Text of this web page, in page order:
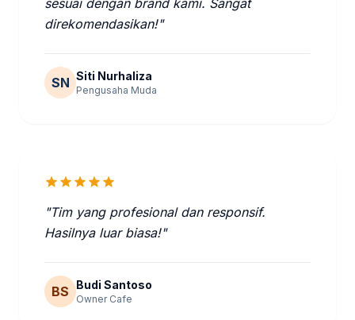
sesuai dengan brand kami. Sangat
direkomendasikan!"
SN Siti Nurhaliza
Pengusaha Muda
starstarstarstarstar
"Tim yang profesional dan responsif.
Hasilnya luar biasa!"
BS Budi Santoso
Owner Cafe